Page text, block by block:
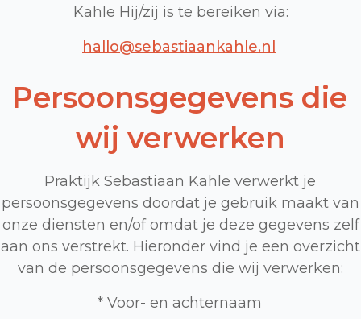
Kahle Hij/zij is te bereiken via:
hallo@sebastiaankahle.nl
Persoonsgegevens die
wij verwerken
Praktijk Sebastiaan Kahle verwerkt je
persoonsgegevens doordat je gebruik maakt van
onze diensten en/of omdat je deze gegevens zelf
aan ons verstrekt. Hieronder vind je een overzicht
van de persoonsgegevens die wij verwerken:
* Voor- en achternaam